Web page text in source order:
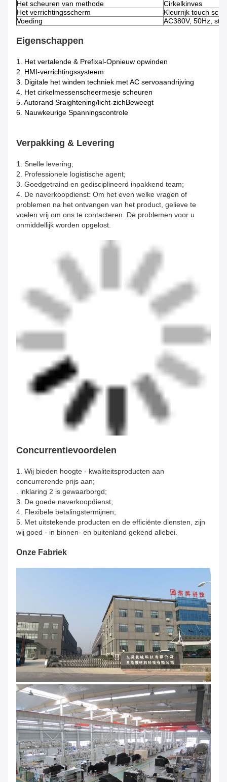
Het scheuren van methode
Cirkelkinves
Het verrichtingsscherm
Kleurrijk touch
Voeding
AC380V, 50Hz,
Eigenschappen
1. Het vertalende & Prefixal-Opnieuw opwinden
2. HMI-verrichtingssysteem
3. Digitale het winden techniek met AC servoaandrijving
4. Het cirkelmessenscheermesje scheuren
5. Autorand Sraightening/licht-zichBeweegt
6. Nauwkeurige Spanningscontrole
Verpakking & Levering
1. Snelle levering;
2. Professionele logistische agent;
3. Goedgetraind en gedisciplineerd inpakkend team;
4. De naverkoopdienst: Om het even welke vragen of
problemen na het ontvangen van het product, gelieve te
voelen vrij om ons te contacteren. De problemen voor u
onmiddellijk worden opgelost.
Concurrentievoordelen
1. Wij bieden hoogte - kwaliteitsproducten aan
concurrerende prijs aan;
. inklaring 2 is gewaarborgd;
3. De goede naverkoopdienst;
4. Flexibele betalingstermijnen;
5. Met uitstekende producten en de efficiënte diensten, zijn
wij goed - in binnen- en buitenland gekend allebei.
Onze Fabriek